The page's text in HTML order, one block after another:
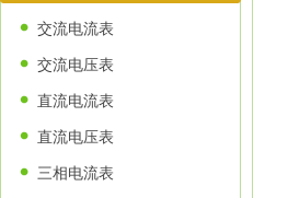
交流电流表
交流电压表
直流电流表
直流电压表
三相电流表